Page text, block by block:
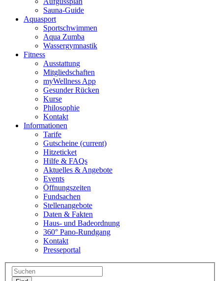
Sauna-Guide
Aquasport
Sportschwimmen
Aqua Zumba
Wassergymnastik
Fitness
Ausstattung
Mitgliedschaften
myWellness App
Gesunder Rücken
Kurse
Philosophie
Kontakt
Informationen
Tarife
Gutscheine (current)
Hitzeticket
Hilfe & FAQs
Aktuelles & Angebote
Events
Öffnungszeiten
Fundsachen
Stellenangebote
Daten & Fakten
Haus- und Badeordnung
360° Pano-Rundgang
Kontakt
Presseportal